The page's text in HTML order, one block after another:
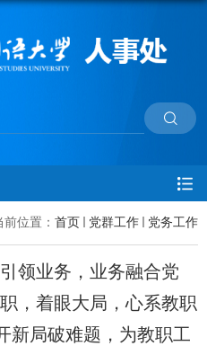
前位置： 首页 党群工作 党务工作
领业务，业务融合党
，着眼大局，心系教职
新局破难题，为教职工